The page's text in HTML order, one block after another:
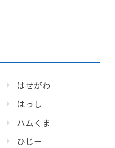
はせがわ
はっし
ハムくま
ひじー